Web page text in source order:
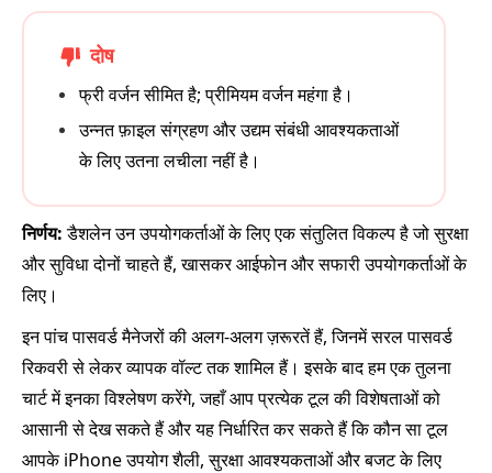
दोष
फ्री वर्जन सीमित है; प्रीमियम वर्जन महंगा है।
उन्नत फ़ाइल संग्रहण और उद्यम संबंधी आवश्यकताओं
के लिए उतना लचीला नहीं है।
निर्णय:डैशलेन उन उपयोगकर्ताओं के लिए एक संतुलित विकल्प है जो सुरक्षा
और सुविधा दोनों चाहते हैं, खासकर आईफोन और सफारी उपयोगकर्ताओं के
लिए।
इन पांच पासवर्ड मैनेजरों की अलग-अलग ज़रूरतें हैं, जिनमें सरल पासवर्ड
रिकवरी से लेकर व्यापक वॉल्ट तक शामिल हैं। इसके बाद हम एक तुलना
चार्ट में इनका विश्लेषण करेंगे, जहाँ आप प्रत्येक टूल की विशेषताओं को
आसानी से देख सकते हैं और यह निर्धारित कर सकते हैं कि कौन सा टूल
आपके iPhone उपयोग शैली, सुरक्षा आवश्यकताओं और बजट के लिए